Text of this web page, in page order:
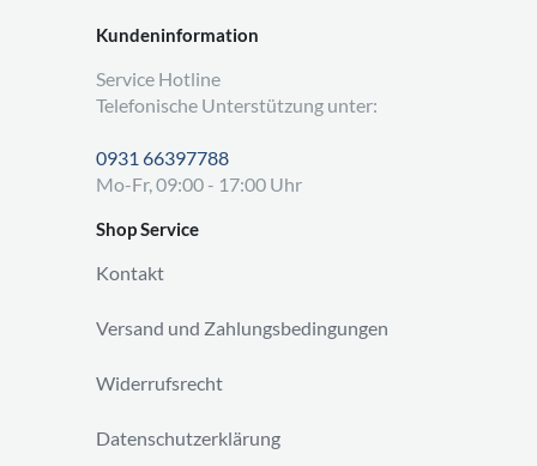
Kundeninformation
Service Hotline
Telefonische Unterstützung unter:
0931 66397788
Mo-Fr, 09:00 - 17:00 Uhr
Shop Service
Kontakt
Versand und Zahlungsbedingungen
Widerrufsrecht
Datenschutzerklärung